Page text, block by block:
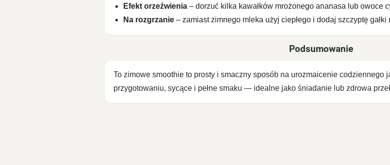
Efekt orzeźwienia– dorzuć kilka kawałków mrożonego ananasa lub owoce
Na rozgrzanie– zamiast zimnego mleka użyj ciepłego i dodaj szczyptę gałki
Podsumowanie
To zimowe smoothie to prosty i smaczny sposób na urozmaicenie codziennego
przygotowaniu, sycące i pełne smaku — idealne jako śniadanie lub zdrowa